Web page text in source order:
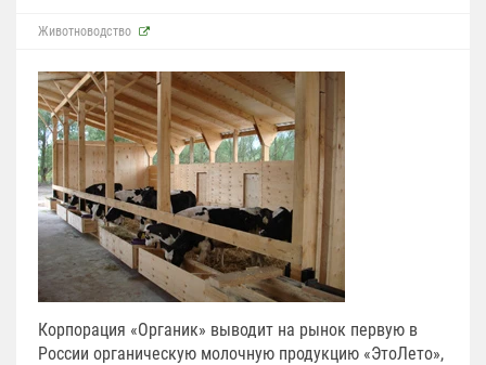
Животноводство
Корпорация «Органик» выводит на рынок первую в
России органическую молочную продукцию «ЭтоЛето»,